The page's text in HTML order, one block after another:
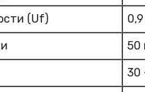
(Uf)
50
30